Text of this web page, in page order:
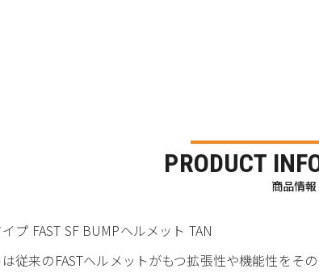
PRODUCT
商品情報
プ FAST SF BUMPヘルメット TAN
は従来のFASTヘルメットがもつ拡張性や機能性を